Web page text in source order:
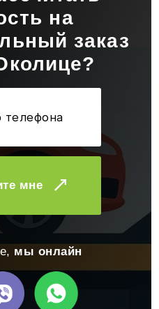
на
заказ
мне
мы онлайн